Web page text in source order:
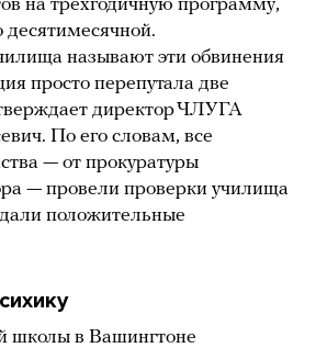
на трехгодичную программу,
десятимесячной.
называют эти обвинения
просто перепутала две
директор ЧЛУГА
По его словам, все
— от прокуратуры
— провели проверки училища
положительные
школы в Вашингтоне